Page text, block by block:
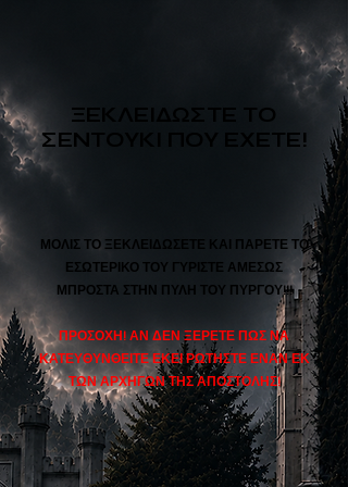
ΞΕΚΛΕΙΔΩΣΤΕ ΤΟ
ΣΕΝΤΟΥΚΙ ΠΟΥ ΕΧΕΤΕ!
ΜΟΛΙΣ ΤΟ ΞΕΚΛΕΙΔΩΣΕΤΕ ΚΑΙ ΠΑΡΕΤΕ ΤΟ
ΕΣΩΤΕΡΙΚΟ ΤΟΥ ΓΥΡΙΣΤΕ ΑΜΕΣΩΣ
ΜΠΡΟΣΤΑ ΣΤΗΝ ΠΥΛΗ ΤΟΥ ΠΥΡΓΟΥ!!!
ΠΡΟΣΟΧΗ! ΑΝ ΔΕΝ ΞΕΡΕΤΕ ΠΩΣ ΝΑ
ΚΑΤΕΥΘΥΝΘΕΙΤΕ ΕΚΕΙ ΡΩΤΗΣΤΕ ΕΝΑΝ ΕΚ
ΤΩΝ ΑΡΧΗΓΩΝ ΤΗΣ ΑΠΟΣΤΟΛΗΣ!